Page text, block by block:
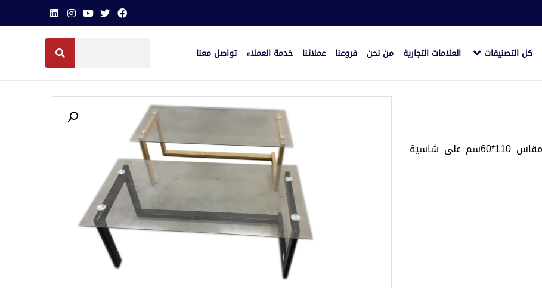
كل التصنيفات العلامات التجارية من نحن فروعنا عملائنا خدمة العملاء تواصل معنا
ترابيزة ضيافة قرصة زجاج 10مم شطف كمبيوتر مقاس 110*60سم على شاسية